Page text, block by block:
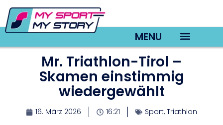
MENU
Mr. Triathlon-Tirol –
Skamen einstimmig
wiedergewählt
16. März 2026 16:21 Sport, Triathlon